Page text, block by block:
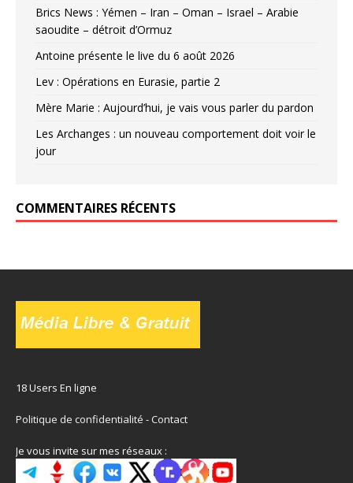
Brics News : Yémen – Iran – Oman – Israel – Arabie
saoudite – détroit d’Ormuz
Antoine présente le live du 6 août 2026
Lev : Opérations en Eurasie, partie 2
Mère Marie : Aujourd’hui, je vais vous parler du pardon
Les Archanges : un nouveau comportement doit voir le
jour
COMMENTAIRES RÉCENTS
18 Users En ligne
Politique de confidentialité -Contact
Je vous invite sur mes réseaux :